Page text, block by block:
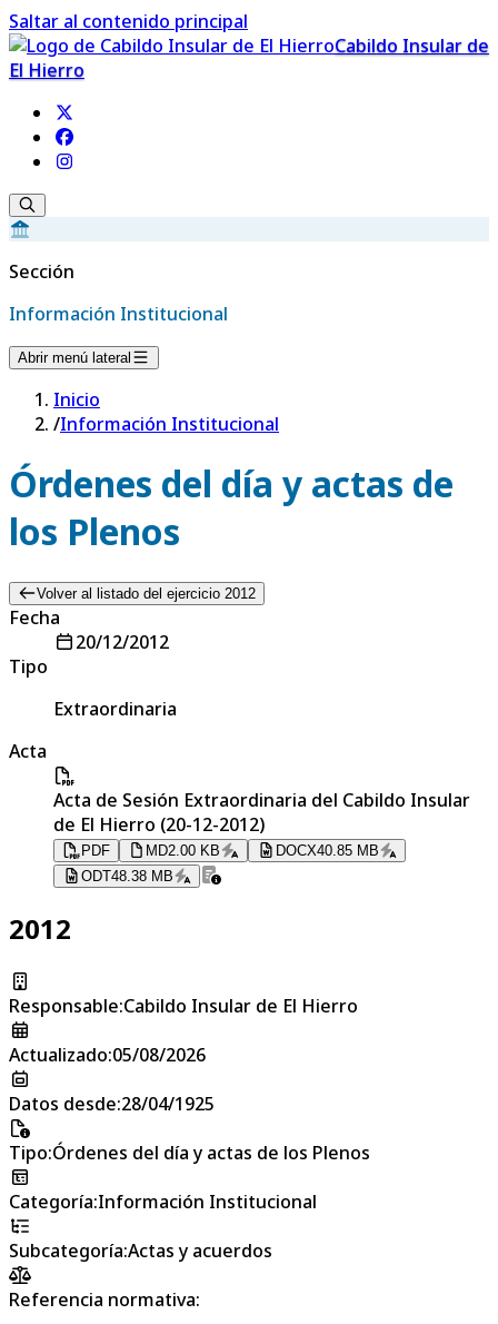
Saltar al contenido principal
Cabildo Insular de
El Hierro
Sección
Información Institucional
Abrir menú lateral
Inicio
/Información Institucional
Órdenes del día y actas de
los Plenos
Volver al listado del ejercicio 2012
Fecha
20/12/2012
Tipo
Extraordinaria
Acta
Acta de Sesión Extraordinaria del Cabildo Insular
de El Hierro (20-12-2012)
PDF MD2.00 KB DOCX40.85 MB
ODT48.38 MB
2012
Responsable:Cabildo Insular de El Hierro
Actualizado:05/08/2026
Datos desde:28/04/1925
Tipo:Órdenes del día y actas de los Plenos
Categoría:Información Institucional
Subcategoría:Actas y acuerdos
Referencia normativa: